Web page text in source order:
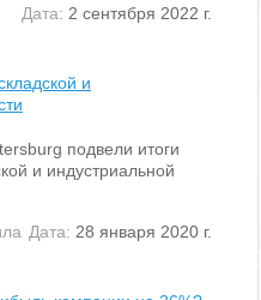
Дата: 2 сентября 2022 г.
и
подвели итоги
и индустриальной
Дата: 28 января 2020 г.